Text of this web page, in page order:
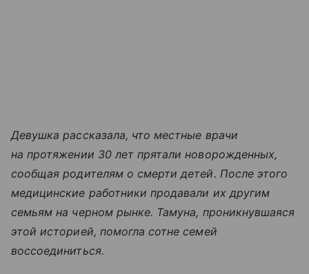
Девушка рассказала, что местные врачи
на протяжении 30 лет прятали новорожденных,
сообщая родителям о смерти детей. После этого
медицинские работники продавали их другим
семьям на черном рынке. Тамуна, проникнувшаяся
этой историей, помогла сотне семей
воссоединиться.